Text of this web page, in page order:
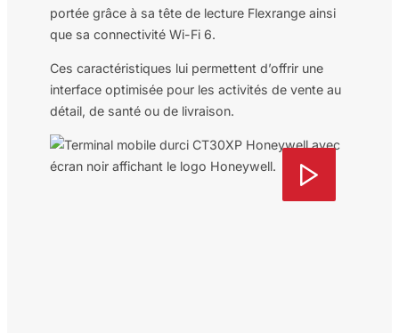
portée grâce à sa tête de lecture Flexrange ainsi
que sa connectivité Wi-Fi 6.
Ces caractéristiques lui permettent d’offrir une
interface optimisée pour les activités de vente au
détail, de santé ou de livraison.